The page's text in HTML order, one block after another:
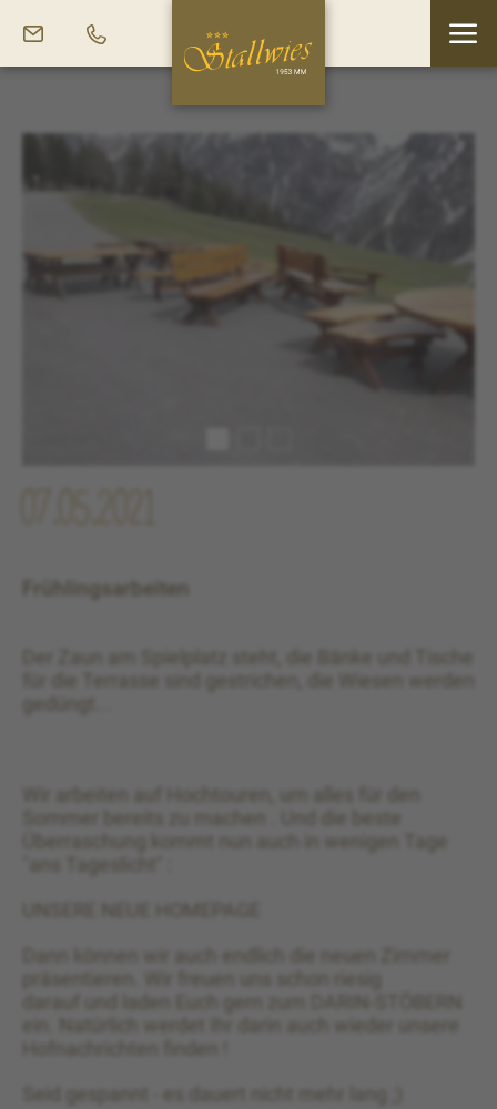
Frühlingsarbeiten
Der Zaun am Spielplatz steht, die Bänke und Tische
für die Terrasse sind gestrichen, die Wiesen werden
gedüngt...
Wir arbeiten auf Hochtouren, um alles für den
Sommer bereits zu machen . Und die beste
Überraschung kommt nun auch in wenigen Tage
"ans Tageslicht" :
Dann können wir auch endlich die neuen Zimmer
präsentieren. Wir freuen uns schon riesig
darauf und laden Euch gern zum DARIN-STÖBERN
ein. Natürlich werdet Ihr darin auch wieder unsere
Hofnachrichten finden !
Seid gespannt - es dauert nicht mehr lang ;)